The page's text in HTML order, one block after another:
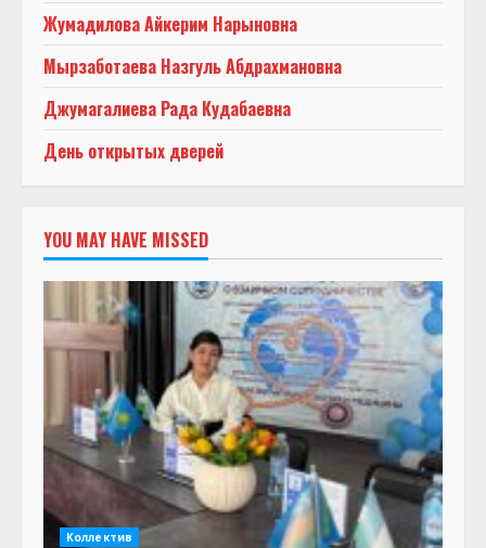
Жумадилова Айкерим Нарыновна
Мырзаботаева Назгуль Абдрахмановна
Джумагалиева Рада Кудабаевна
День открытых дверей
YOU MAY HAVE MISSED
Коллектив